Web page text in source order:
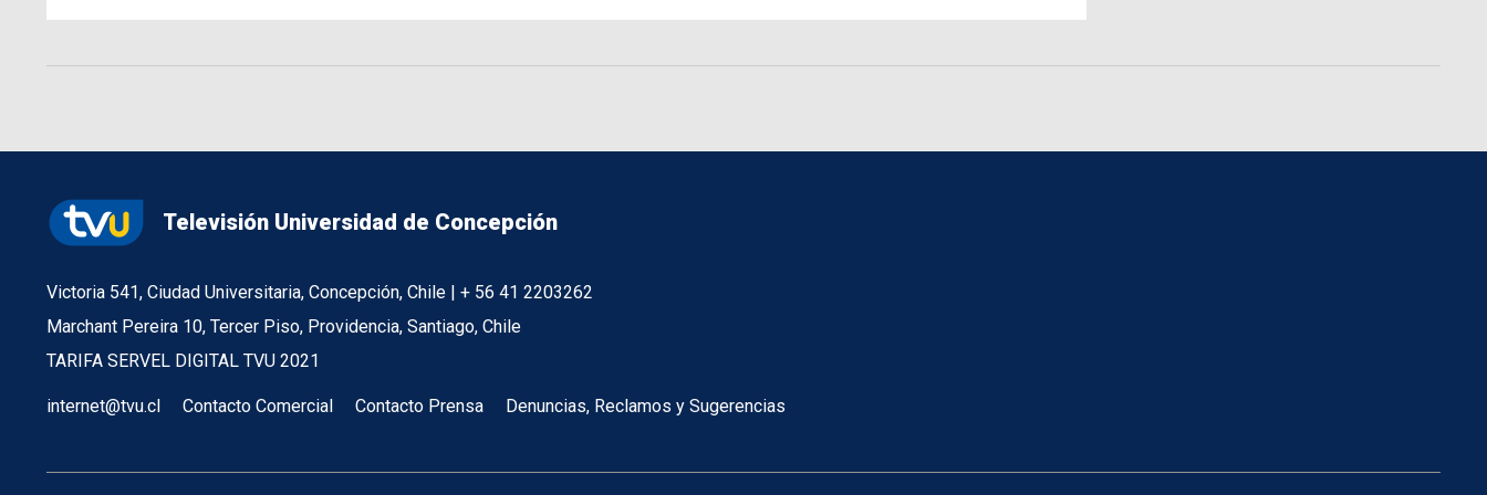
Televisión Universidad de Concepción
Victoria 541, Ciudad Universitaria, Concepción, Chile | + 56 41 2203262
Marchant Pereira 10, Tercer Piso, Providencia, Santiago, Chile
TARIFA SERVEL DIGITAL TVU 2021
internet@tvu.cl Contacto Comercial Contacto Prensa Denuncias, Reclamos y Sugerencias